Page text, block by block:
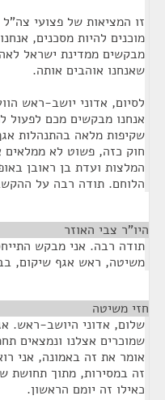
זו המציאות של פצועי
מוכנים להיות מסכנים,
מבקשים ממדינת ישראל
שאנחנו אוהבים אותה.
לסיום, אדוני יושב-ראש
שקיפות מלאה בהתנהלות
הלוחם. תודה רבה על
היו"ר צבי האוזר
תודה רבה. אני מבקש
משיטה, ראש אגף שיקום,
חזי משיטה
שמוכרים אצלנו ונמצאים
אומר את זה באמונה, אני
כאילו זה יומם הראשון.